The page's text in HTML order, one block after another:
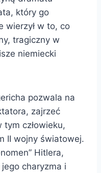
który go
wierzył w to, co
tragiczny w
niemiecki
pozwala na
zajrzeć
tym człowieku,
II wojny światowej.
Hitlera,
charyzma i